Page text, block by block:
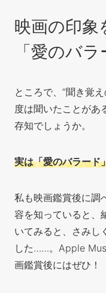
映画の印象
「愛のバラ
ところで、“聞き覚
度は聞いたことがあ
存知でしょうか。
実は「愛のバラード
私も映画鑑賞後に調
容を知っていると、
いてみると、さみし
した……。Apple
画鑑賞後にはぜひ！